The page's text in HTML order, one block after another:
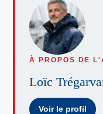
À PROPOS DE
Loïc
Voir le profil